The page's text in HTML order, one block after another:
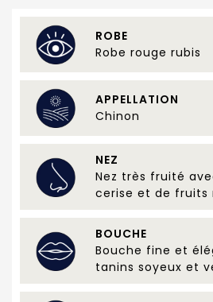
ROBE
Robe rouge rubis
APPELLATION
Chinon
NEZ
Nez très fruité
cerise et de fruits
BOUCHE
Bouche fine et
tanins soyeux et